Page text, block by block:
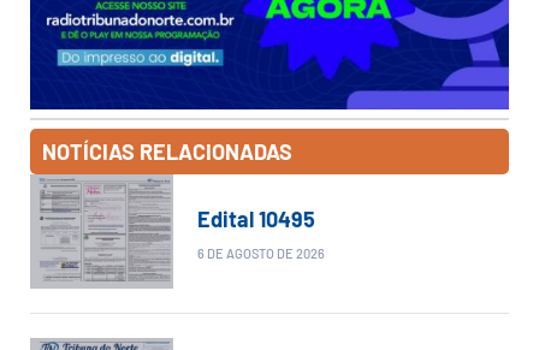
NOTÍCIAS RELACIONADAS
Edital 10495
6 DE AGOSTO DE 2026